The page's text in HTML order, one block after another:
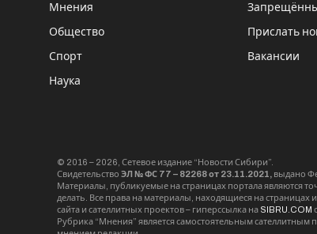
Мнения
Общество
Спорт
Наука
Прислать
Вакансии
© 2016 – 2026, Сетевое издание “Новости Сибири”.
Свидетельство ЭЛ № ФС 77 – 82268 от 23.11.2021, выдано
Материалы, публикуемые на страницах портала являются
делать. Все права на материалы, находящиеся на
сайта и сателлитных проектов – гиперссылка на SIBRU.COM
Рубрика “Мнения” является самостоятельным